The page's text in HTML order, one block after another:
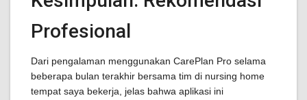
Profesional
Dari pengalaman menggunakan CarePlan Pro selama
beberapa bulan terakhir bersama tim di nursing home
tempat saya bekerja, jelas bahwa aplikasi ini